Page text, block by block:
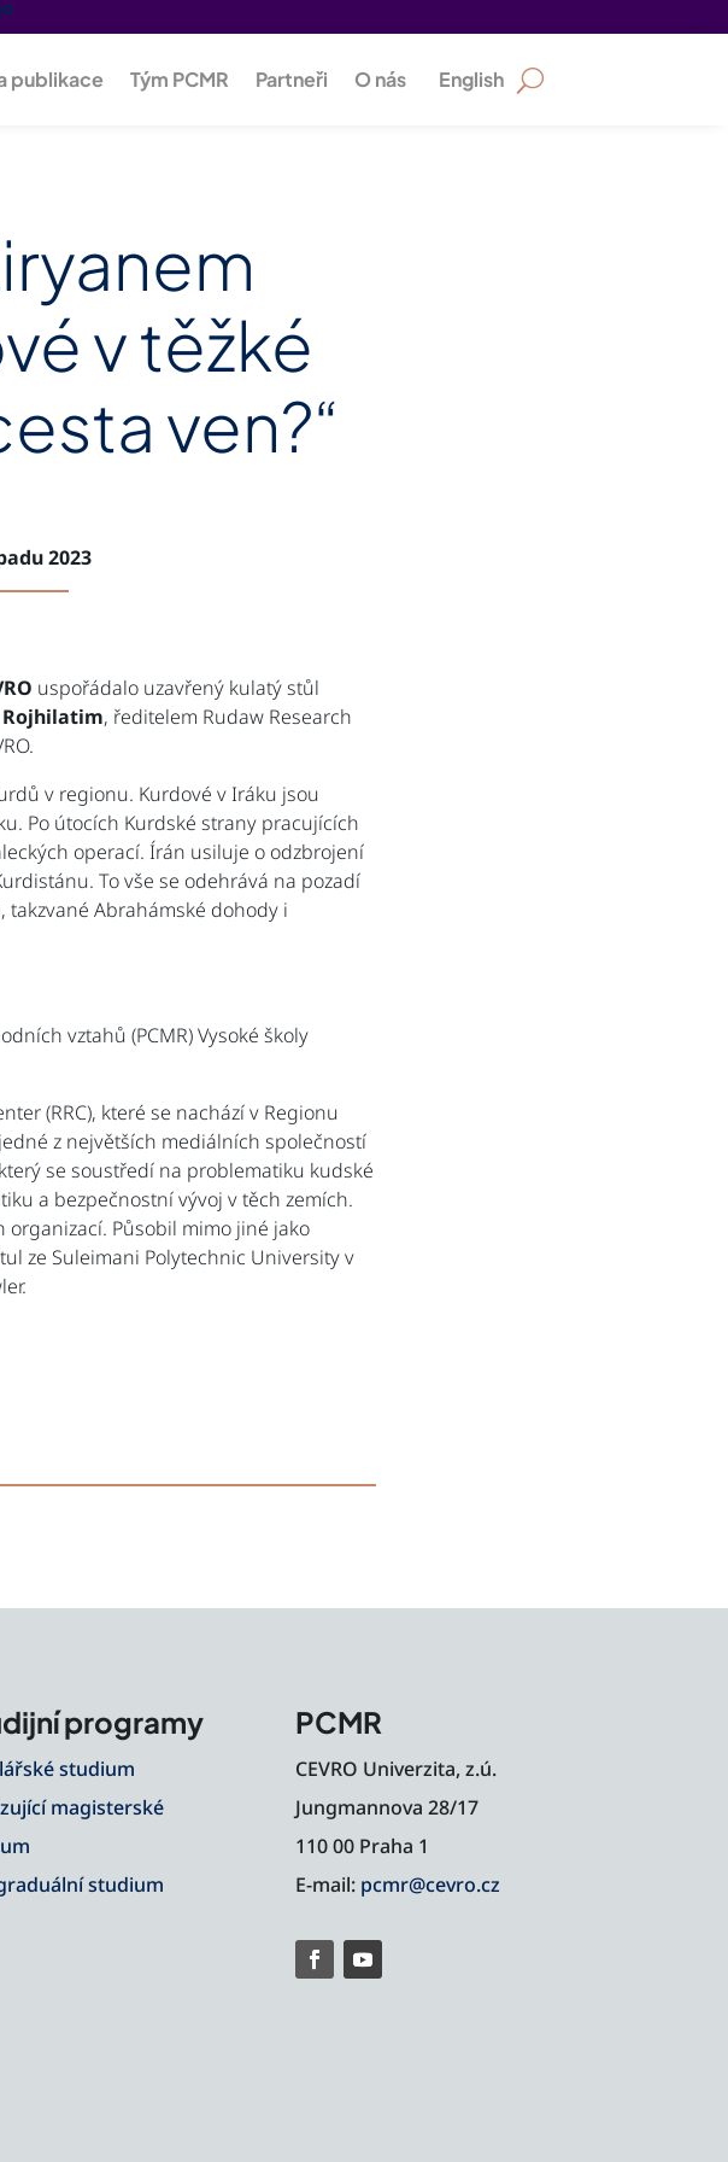
publikace Tým PCMR Partneři O nás English
v těžké
ven?“
2023
uspořádalo uzavřený kulatý stůl
, ředitelem Rudaw Research
v regionu. Kurdové v Iráku jsou
Po útocích Kurdské strany pracujících
operací. Írán usiluje o odzbrojení
To vše se odehrává na pozadí
Abrahámské dohody i
vztahů (PCMR) Vysoké školy
(RRC), které se nachází v Regionu
z největších mediálních společností
se soustředí na problematiku kudské
a bezpečnostní vývoj v těch zemích.
Působil mimo jiné jako
ze Suleimani Polytechnic University v
programy
studium
magisterské
studium
PCMR
CEVRO Univerzita, z.ú.
Jungmannova 28/17
110 00 Praha 1
E-mail: pcmr@cevro.cz